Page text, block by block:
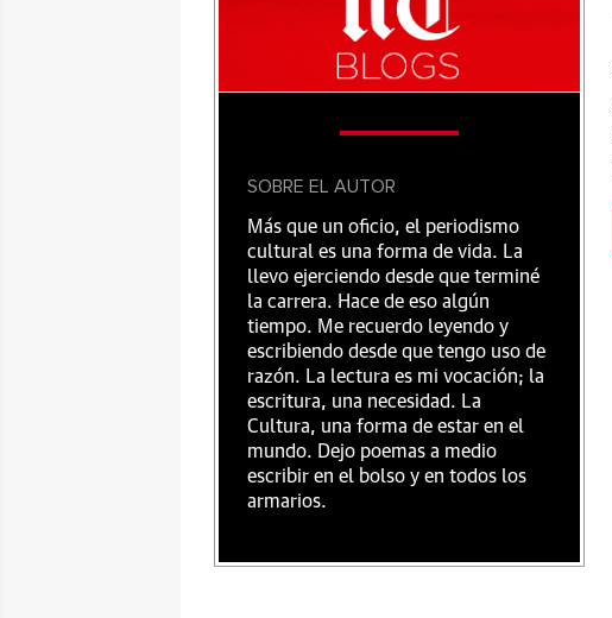
SOBRE EL AUTOR
Más que un oficio, el periodismo
cultural es una forma de vida. La
llevo ejerciendo desde que terminé
la carrera. Hace de eso algún
tiempo. Me recuerdo leyendo y
escribiendo desde que tengo uso de
razón. La lectura es mi vocación; la
escritura, una necesidad. La
Cultura, una forma de estar en el
mundo. Dejo poemas a medio
escribir en el bolso y en todos los
armarios.